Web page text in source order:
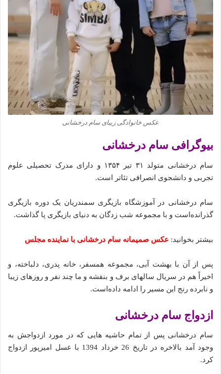
عکس خانوادگی زیبای سام درخشانی
بیوگرافی سام درخشانی
سام درخشانی متولد ۳۱ تیر ۱۳۵۴ و دارای مدرک تحصیلی علوم
تجربی و دانشجوی انصرافی تئاتر است.
سام درخشانی در آموزشگاه بازیگری سمندریان یک دوره بازیگری
گذرانده‌است و با مجموعه شب زدگان به دنیای بازیگری پا گذاشت.
بیشتر بخوانید: عکس صمیمانه سام درخشانی با نماینده مجلس
پس از آن با بهشت آبی، مجموعه همسفر، خانه پدری، دلباخته، و
اخیراً هم در سریال سالهای برف و بنفشه و ما چند نفر و روزهای زیبا
و نابرده رنج این مسیر را ادامه داده‌است.
ازدواج سام درخشانی
سام درخشانی پس از تمام حاشیه هایی که در مورد ازدواجش به
وجود آمد بالاخره در تاریخ 26 خرداد 1394 با عسل امیرپور ازدواج
کرد.